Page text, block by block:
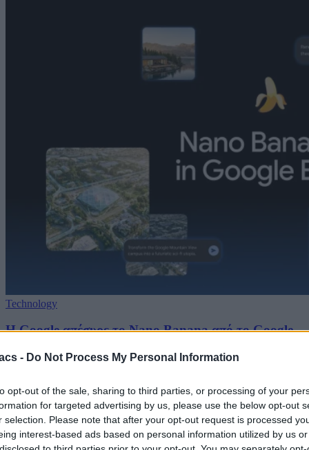
- Do Not Process My Personal Information
opt-out of the sale, sharing to third parties, or processing of your
for targeted advertising by us, please use the below opt-out
selection. Please note that after your opt-out request is processed
interest-based ads based on personal information utilized by us
Technology
Η Google απέσυρε το Nano Banana από το Google